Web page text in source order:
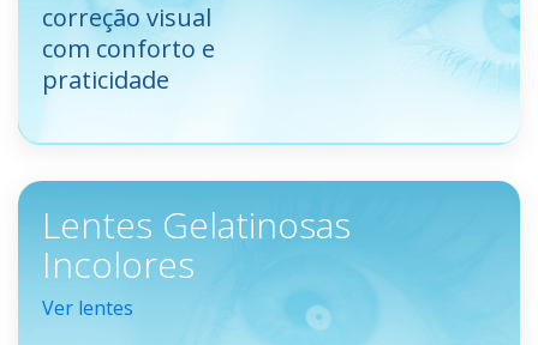
correção visual
com conforto e
praticidade
Lentes Gelatinosas
Incolores
Ver lentes